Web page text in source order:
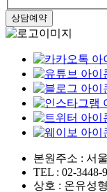
본원주소 : 서
TEL : 02-3448-
상호 : 온유성